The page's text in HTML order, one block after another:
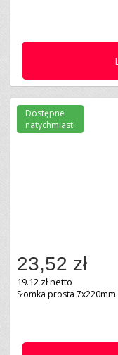
23,52 zł
19.12 zł netto
Słomka prosta
Dostępne
natychmiast!